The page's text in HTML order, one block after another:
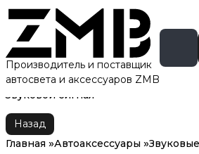
Производитель и поставщик
автосвета и аксессуаров ZMB
Главная Автоаксессуары
Звуковые
Звуковой сигнал
Назад
Главная
Автоаксессуары